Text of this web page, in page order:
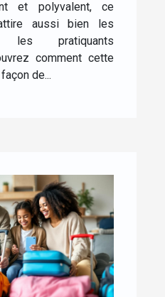
et polyvalent, ce
aussi bien les
les pratiquants
comment cette
de...